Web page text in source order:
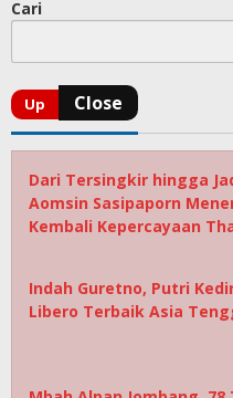
Cari
Dari Tersingkir hingga
Aomsin Sasipaporn
Kembali Kepercayaan
Indah Guretno, Putri
Libero Terbaik Asia